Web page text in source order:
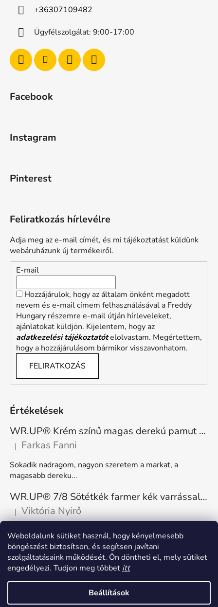
Weboldalunk sütiket használ, hogy kényelmesebb
böngészést biztosítson, és segítsen javítani
szolgáltatásaink működését. Ön döntheti el, mely sütiket
engedélyezi. Tudjon meg többet itt
Beállítások
+36307109482
Ügyfélszolgálat: 9:00-17:00
Facebook
Instagram
Pinterest
Feliratkozás hírlevélre
Adja meg az e-mail címét, és mi tájékoztatást küldünk
webáruházunk új termékeiről.
E-mail
Hozzájárulok, hogy az általam önként megadott
nevem és e-mail címem felhasználásával a Freddy
Hungary részemre e-mail útján hírleveleket,
ajánlatokat küldjön. Kijelentem, hogy az
adatkezelési tájékoztatótelolvastam. Megértettem,
hogy a hozzájárulásom bármikor visszavonhatom.
FELIRATKOZÁS
Értékelések
WR.UP® Krém színű magas derekú pamut nadrág RE(MOVE) WRUP1HC001ORG, Z40
A termék értékelése 5-ből 5 csillag.
| Farkas Fanni
Sokadik nadragom, nagyon szeretem a markat, a
magasabb dereku...
WR.UP® 7/8 Sötétkék farmer kék varrással, superskinny RE(MOVE) WRUP4RC002ORG, J0B
A termék értékelése 5-ből 5 csillag.
| Viktória Nyirő
Nagyon kényelmes, rugalmas. Méretnek megfelelő.